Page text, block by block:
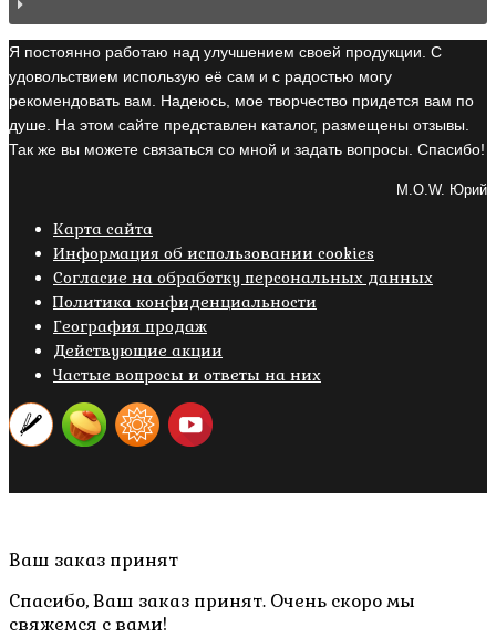
Я постоянно работаю над улучшением своей продукции. С
удовольствием использую её сам и с радостью могу
рекомендовать вам. Надеюсь, мое творчество придется вам по
душе. На этом сайте представлен каталог, размещены отзывы.
Так же вы можете связаться со мной и задать вопросы. Спасибо!
M.O.W. Юрий
Карта сайта
Информация об использовании cookies
Cогласие на обработку персональных данных
Политика конфиденциальности
География продаж
Действующие акции
Частые вопросы и ответы на них
Пролистать
Ваш заказ принят
Спасибо, Ваш заказ принят. Очень скоро мы
свяжемся с вами!